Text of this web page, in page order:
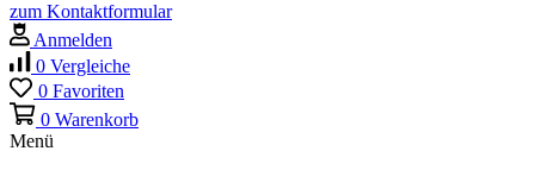
zum Kontaktformular
Anmelden
0 Vergleiche
0 Favoriten
0 Warenkorb
Menü